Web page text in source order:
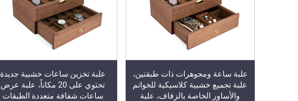
علبة ساعة ومجوهرات ذات طبقتين،
علبة تجميع خشبية كلاسيكية للخواتم
والأساور الخاصة بالزفاف، علبة
علبة تخزين ساعات خشبية جديدة
تحتوي على 20 مكاناً، علبة عرض
ساعات شفافة متعددة الطبقات